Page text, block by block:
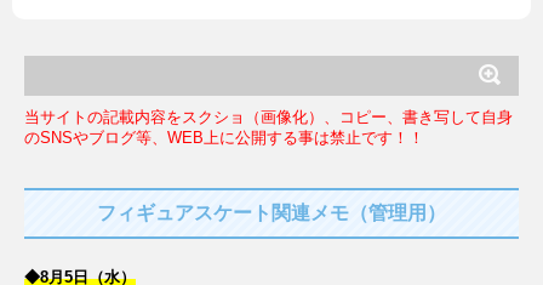
当サイトの記載内容をスクショ（画像化）、コピー、書き写して自身
のSNSやブログ等、WEB上に公開する事は禁止です！！
フィギュアスケート関連メモ（管理用）
◆8月5日（水）